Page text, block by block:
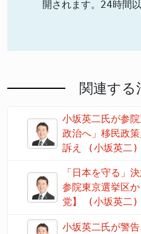
開されます。24時間
関連する
小坂英二氏が参
政治へ」移民政
訴え (小坂英二)
「日本を守る」
参院東京選挙区
党】 (小坂英二)
小坂英二氏が警